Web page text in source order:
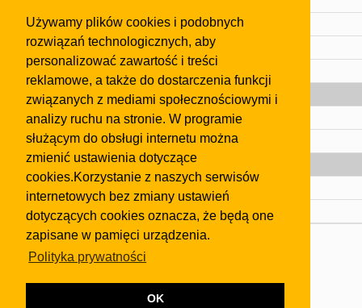
Używamy plików cookies i podobnych
rozwiązań technologicznych, aby
personalizować zawartość i treści
reklamowe, a także do dostarczenia funkcji
związanych z mediami społecznościowymi i
analizy ruchu na stronie. W programie
służącym do obsługi internetu można
zmienić ustawienia dotyczące
cookies.Korzystanie z naszych serwisów
internetowych bez zmiany ustawień
dotyczących cookies oznacza, że będą one
zapisane w pamięci urządzenia.
Polityka prywatności
OK
Kontakt
Regulamin
Gazeta
Olkusz
Kontakt
Strefa dla biznesu
Biura nieruchomości
Dealerzy i autokomisy
Skontaktuj się z nami
regulaminuiPolityki Prywatności.
Klauzula FB